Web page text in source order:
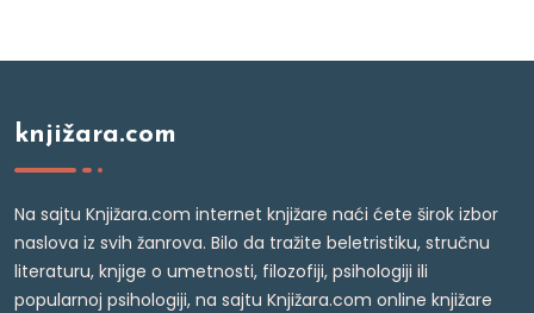
knjižara.com
Na sajtu Knjižara.com internet knjižare naći ćete širok izbor
naslova iz svih žanrova. Bilo da tražite beletristiku, stručnu
literaturu, knjige o umetnosti, filozofiji, psihologiji ili
popularnoj psihologiji, na sajtu Knjižara.com online knjižare